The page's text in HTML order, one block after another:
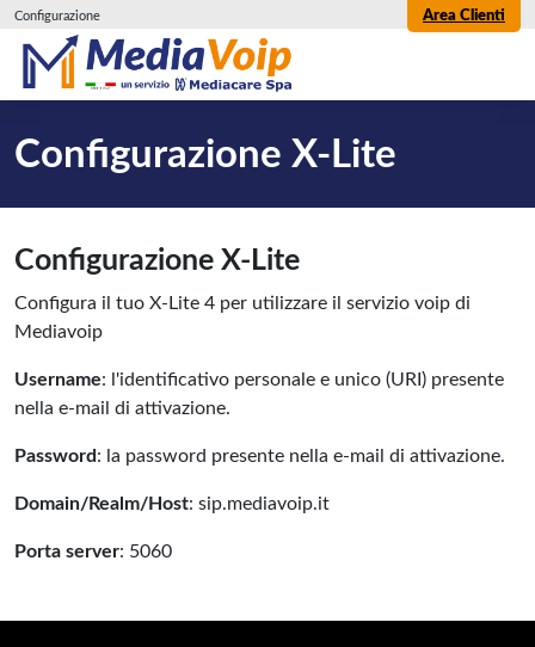
Configurazione Area Clienti
Configurazione X-Lite
Configurazione X-Lite
Configura il tuo X-Lite 4 per utilizzare il servizio voip di
Mediavoip
Username: l'identificativo personale e unico (URI) presente
nella e-mail di attivazione.
Password: la password presente nella e-mail di attivazione.
Domain/Realm/Host: sip.mediavoip.it
Porta server: 5060